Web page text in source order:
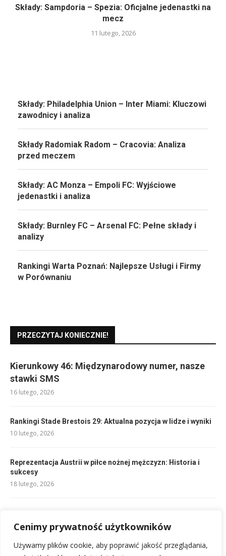
Cenimy prywatność użytkowników
Używamy plików cookie, aby poprawić jakość przeglądania,
Składy: Sampdoria – Spezia: Oficjalne jedenastki na
mecz
11 lutego, 2026
Składy: Philadelphia Union – Inter Miami: Kluczowi
zawodnicy i analiza
Składy Radomiak Radom – Cracovia: Analiza
przed meczem
Składy: AC Monza – Empoli FC: Wyjściowe
jedenastki i analiza
Składy: Burnley FC – Arsenal FC: Pełne składy i
analizy
Rankingi Warta Poznań: Najlepsze Usługi i Firmy
w Porównaniu
PRZECZYTAJ KONIECZNIE!
Kierunkowy 46: Międzynarodowy numer, nasze
stawki SMS
16 lutego, 2026
Rankingi Stade Brestois 29: Aktualna pozycja w lidze i wyniki
10 lutego, 2026
Reprezentacja Austrii w piłce nożnej mężczyzn: Historia i
sukcesy
18 lutego, 2026
10 lutego, 2026
Składy Feyenoord – Go Ahead Eagles: Kto zagra w meczu?